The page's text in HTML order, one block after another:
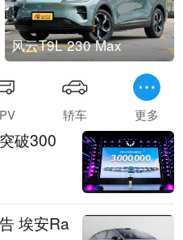
风云T9L 230 Max
轿车 更多
破300
埃安Ra